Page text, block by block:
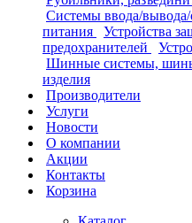
Системы ввода/
питания
Устройства
предохранителей
Шинные системы,
изделия
Производители
Услуги
Новости
О компании
Акции
Контакты
Корзина